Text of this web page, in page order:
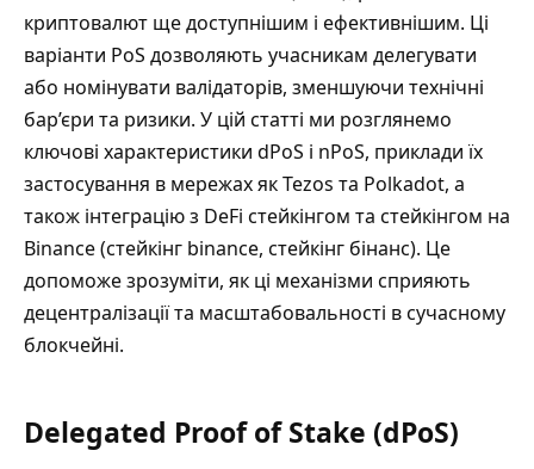
криптовалют ще доступнішим і ефективнішим. Ці
варіанти PoS дозволяють учасникам делегувати
або номінувати валідаторів, зменшуючи технічні
бар’єри та ризики. У цій статті ми розглянемо
ключові характеристики dPoS і nPoS, приклади їх
застосування в мережах як Tezos та Polkadot, а
також інтеграцію з DeFi стейкінгом та стейкінгом на
Binance (стейкінг binance, стейкінг бінанс). Це
допоможе зрозуміти, як ці механізми сприяють
децентралізації та масштабовальності в сучасному
блокчейні.
Delegated Proof of Stake (dPoS)